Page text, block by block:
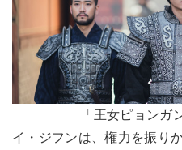
「王女ピョンガ
イ・ジフンは、権力を振り